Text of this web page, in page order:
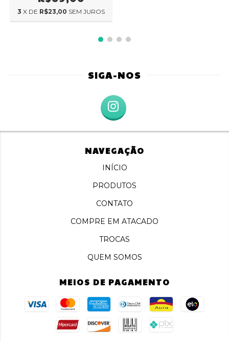
3 X DE R$23,00 SEM JUROS
SIGA-NOS
NAVEGAÇÃO
INÍCIO
PRODUTOS
CONTATO
COMPRE EM ATACADO
TROCAS
QUEM SOMOS
MEIOS DE PAGAMENTO